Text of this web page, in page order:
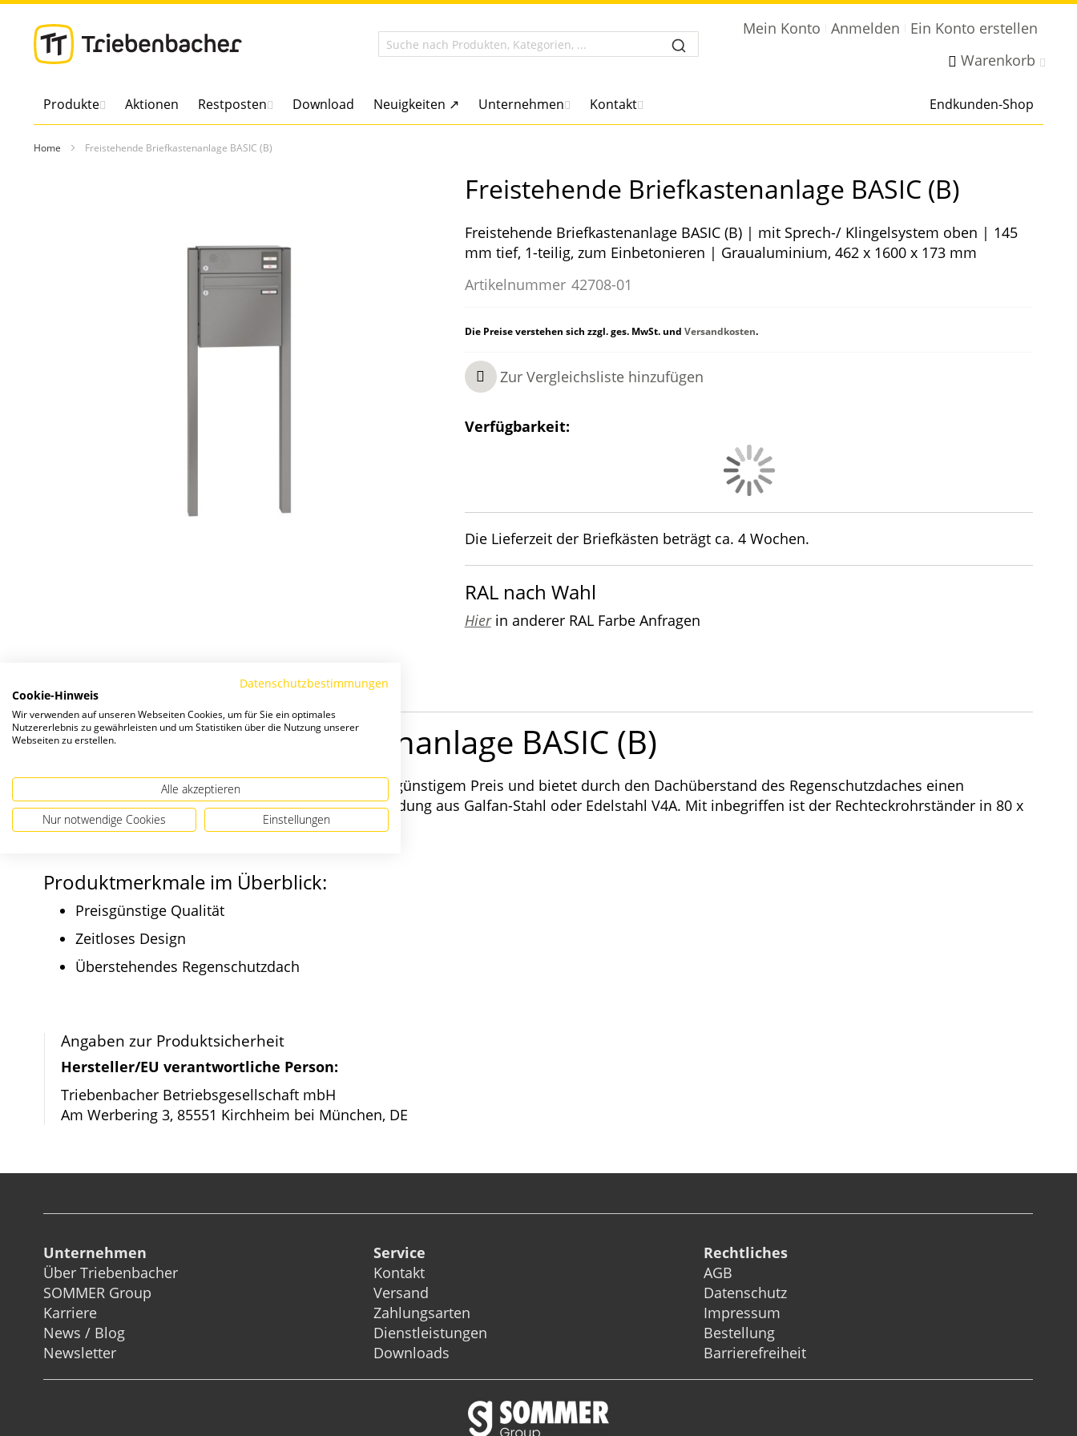
Direkt
zum
Mein Konto Anmelden
Ein Konto erstellen
Warenkorb
Produkte Aktionen Restposten Download Neuigkeiten ↗ Unternehmen Kontakt Endkunden-Shop
Home Freistehende Briefkastenanlage BASIC (B)
Freistehende Briefkastenanlage BASIC (B)
Freistehende Briefkastenanlage BASIC (B) | mit Sprech-/ Klingelsystem oben | 145
mm tief, 1-teilig, zum Einbetonieren | Graualuminium, 462 x 1600 x 173 mm
Artikelnummer 42708-01
Die Preise verstehen sich zzgl. ges. MwSt. und Versandkosten.
Zur Vergleichsliste hinzufügen
Verfügbarkeit:
Die Lieferzeit der Briefkästen beträgt ca. 4 Wochen.
RAL nach Wahl
Hierin anderer RAL Farbe Anfragen
Details
Freistehende Briefkastenanlage BASIC (B)
BASIC (B) ist eine funktionelle Verkleidung zu einem günstigem Preis und bietet durch den Dachüberstand des Regenschutzdaches einen
optimalen Schutz vor Nässe. Erhältlich ist die Verkleidung aus Galfan-Stahl oder Edelstahl V4A. Mit inbegriffen ist der Rechteckrohrständer in 80 x
40 mm.
Produktmerkmale im Überblick:
Preisgünstige Qualität
Zeitloses Design
Überstehendes Regenschutzdach
Angaben zur Produktsicherheit
Hersteller/EU verantwortliche Person:
Triebenbacher Betriebsgesellschaft mbH
Am Werbering 3, 85551 Kirchheim bei München, DE
Unternehmen
Über Triebenbacher
SOMMER Group
Karriere
News / Blog
Newsletter
Service
Kontakt
Versand
Zahlungsarten
Dienstleistungen
Downloads
Rechtliches
AGB
Datenschutz
Impressum
Bestellung
Barrierefreiheit
Datenschutzbestimmungen
Cookie-Hinweis
Wir verwenden auf unseren Webseiten Cookies, um für Sie ein optimales
Nutzererlebnis zu gewährleisten und um Statistiken über die Nutzung unserer
Webseiten zu erstellen.
Alle akzeptieren
Nur notwendige Cookies Einstellungen